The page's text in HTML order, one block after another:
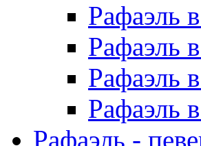
Рафаэль
Рафаэль
Рафаэль
Рафаэль
Рафаэль -